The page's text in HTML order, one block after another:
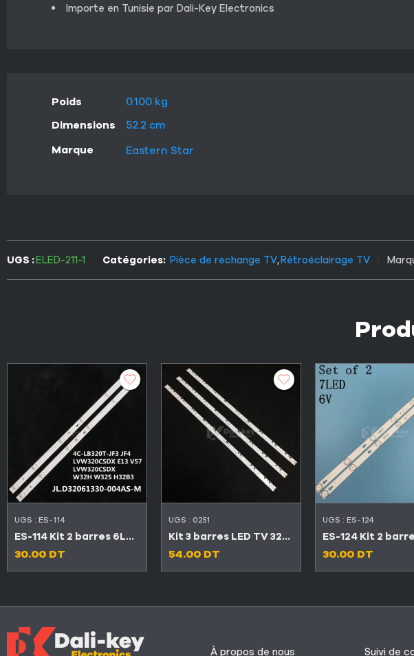
Importe en Tunisie par Dali-Key Electronics
Poids
0.100 kg
Dimensions
52.2 cm
Marque
Eastern Star
UGS :ELED-211-1 Catégories: Pièce de rechange TV,Rétroéclairage TV
UGS : ES-114
ES-114 Kit 2 barres 6LED 3V BIOLUX LED32D1510 / SABA SBL32D1620
30.00 DT
UGS : 0251
Kit 3 barres LED TV 32″ 10 LED 3V DLED32DH3101005.B
54.00 DT
UGS : ES-124
30.00 DT
À propos de nous Suivi de